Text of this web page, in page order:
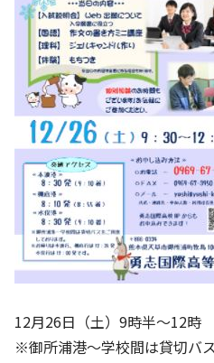
12月26日（土）9時半～12時
※御所浦港～学校間は貸切バ